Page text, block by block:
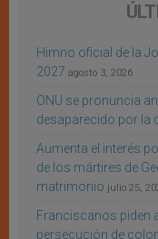
Himno oficial de la
2027 agosto 3, 2026
ONU se pronuncia
desaparecido por la
Aumenta el interés
de los mártires de
matrimonio julio 25,
Franciscanos piden
persecución de